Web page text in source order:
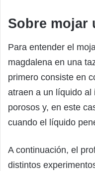
Sobre mojar
Para entender el
magdalena en una
primero consiste en
atraen a un líquido al
porosos y, en este
cuando el líquido
A continuación, el
distintos